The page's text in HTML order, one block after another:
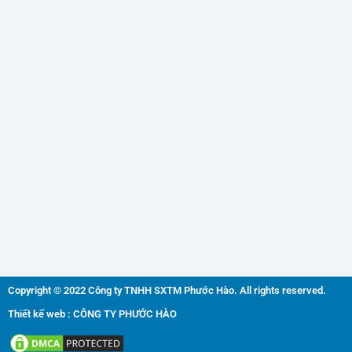
Copyright © 2022 Công ty TNHH SXTM Phước Hào. All rights reserved.
Thiết kế web : CÔNG TY PHƯỚC HÀO